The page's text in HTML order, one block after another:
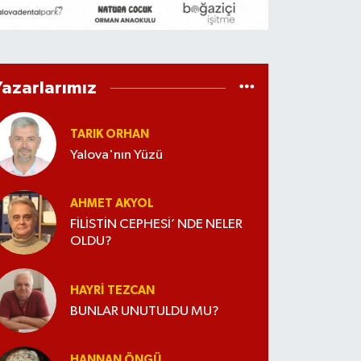
TARIK ORHAN
Yalova'nın Yüzü
AHMET AKYOL
FİLİSTİN CEPHESİ’ NDE NELER
OLDU?
HAYRI TEZCAN
BUNLAR UNUTULDU MU?